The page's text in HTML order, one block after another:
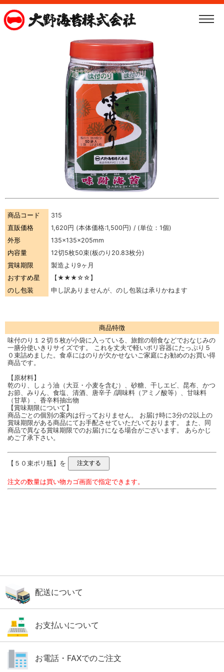
商品コード
315
直販価格
1,620円 (本体価格:1,500円) / (単位：1個)
外形
135×135×205mm
内容量
12切5枚50束(板のり20.83枚分)
賞味期限
製造より9ヶ月
おすすめ星
【★★★☆☆】
のし包装
申し訳ありませんが、のし包装は承りかねます
商品特徴
味付のり１２切５枚が小袋に入っている、旅館の朝食などでおなじみの
一膳分使いきりサイズです。 これを丈夫で軽いポリ容器にたっぷり５
０束詰めました。食卓にはのりが欠かせないご家庭にお勧めのお買い得
商品です。
【原材料】
乾のり、しょう油（大豆・小麦を含む）、砂糖、干しエビ、昆布、かつ
お節、みりん、食塩、清酒、唐辛子 /調味料（アミノ酸等）、甘味料
（甘草）、香辛料抽出物
【賞味期限について】
商品ごとの個別の案内は行っておりません。 お届け時に3分の2以上の
賞味期限がある商品にてお手配させていただいております。 また、同
商品で異なる賞味期限でのお届けになる場合がございます。 あらかじ
めご了承下さい。
【５０束ポリ瓶】を
注文の数量は買い物カゴ画面で指定できます。
配送について
お支払いについて
お電話・FAXでのご注文